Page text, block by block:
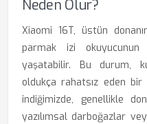
Neden Olur?
Xiaomi 16T, üstün
parmak izi
yaşatabilir. Bu durum,
oldukça rahatsız eden bir
indiğimizde, genellikle
yazılımsal darboğazlar